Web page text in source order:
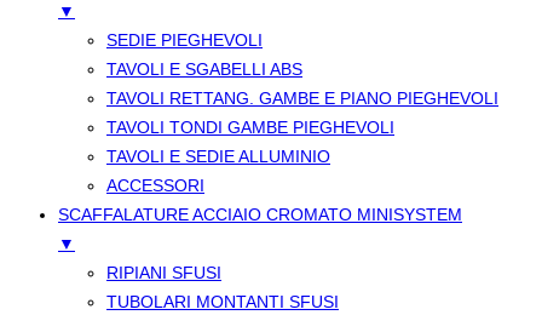
▼
SEDIE PIEGHEVOLI
TAVOLI E SGABELLI ABS
TAVOLI RETTANG. GAMBE E PIANO PIEGHEVOLI
TAVOLI TONDI GAMBE PIEGHEVOLI
TAVOLI E SEDIE ALLUMINIO
ACCESSORI
SCAFFALATURE ACCIAIO CROMATO MINISYSTEM
▼
RIPIANI SFUSI
TUBOLARI MONTANTI SFUSI